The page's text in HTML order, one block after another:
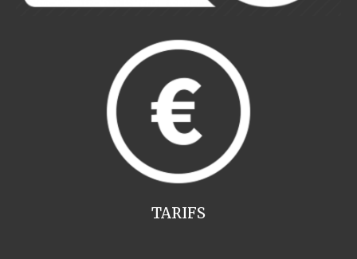
TARIFS